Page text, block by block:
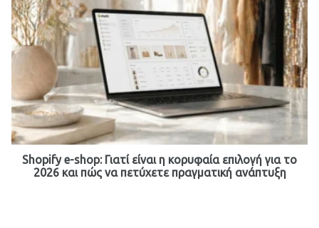
Shopify e-shop: Γιατί είναι η κορυφαία επιλογή για το
2026 και πώς να πετύχετε πραγματική ανάπτυξη